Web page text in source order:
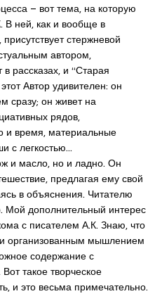
– вот тема, на которую
В ней, как и вообще в
стержневой
автором,
рассказах, и “Старая
Автор удивителен: он
сразу; он живет на
рядов,
и время, материальные
с легкостью…
и масло, но и ладно. Он
предлагая ему свой
в объяснения. Читателю
Мой дополнительный интерес
с писателем А.К. Знаю, что
организованным мышлением
содержание с
такое творческое
и это весьма примечательно.